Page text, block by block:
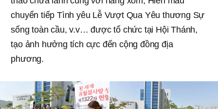
chuyển tiếp Tình yêu Lễ Vượt Qua Yêu thương Sự
sống toàn cầu, v.v… được tổ chức tại Hội Thánh,
tạo ảnh hưởng tích cực đến cộng đồng địa
phương.